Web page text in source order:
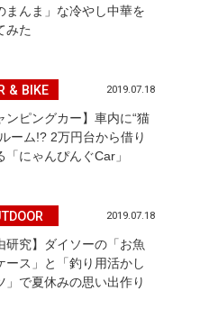
まんま」な冷やし中華を
みた
& BIKE 2019.07.18
ンピングカー】車内に“猫
ーム!? 2万円台から借り
「にゃんぴんぐCar」
2019.07.18
研究】ダイソーの「お魚
ース」と「釣り用活かし
」で夏休みの思い出作り